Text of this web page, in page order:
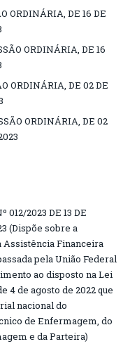
ORDINÁRIA, DE 16 DE
ORDINÁRIA, DE 16
ORDINÁRIA, DE 02 DE
ORDINÁRIA, DE 02
012/2023 DE 13 DE
(Dispõe sobre a
Assistência Financeira
pela União Federal
ao disposto na Lei
4 de agosto de 2022 que
nacional do
de Enfermagem, do
e da Parteira)